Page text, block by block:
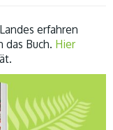
erfahren
Buch. Hier